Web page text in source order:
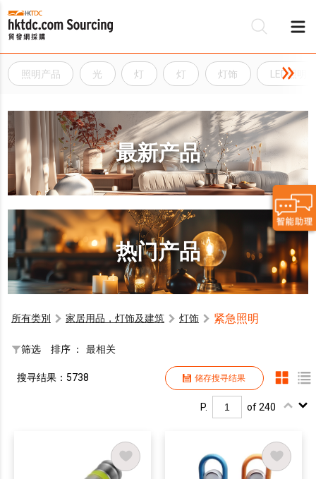
照明产品 光 灯 灯 灯饰 LED照明
最新产品
热门产品
所有类別 家居用品，灯饰及建筑 灯饰 紧急照明
筛选 排序 ： 最相关
储存搜寻结果
搜寻结果：5738
P. of 240